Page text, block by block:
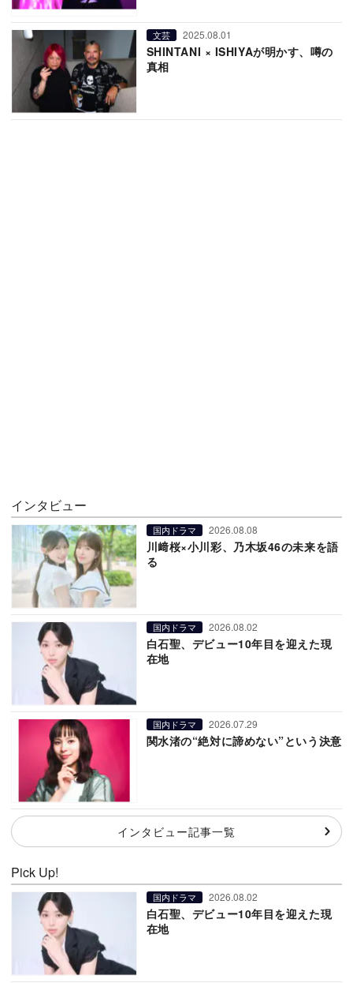
文芸 2025.08.01
SHINTANI × ISHIYAが明かす、噂の
真相
インタビュー
国内ドラマ 2026.08.08
川﨑桜×小川彩、乃木坂46の未来を語
る
国内ドラマ 2026.08.02
白石聖、デビュー10年目を迎えた現
在地
国内ドラマ 2026.07.29
関水渚の“絶対に諦めない”という決意
インタビュー記事一覧
Pick Up!
国内ドラマ 2026.08.02
白石聖、デビュー10年目を迎えた現
在地